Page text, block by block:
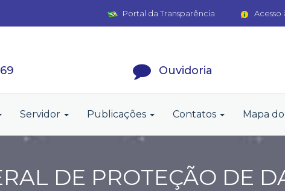
Acesso
Portal da Transparência
Ouvidoria
Servidor Publicações Contatos Mapa
DE PROTEÇÃO DE